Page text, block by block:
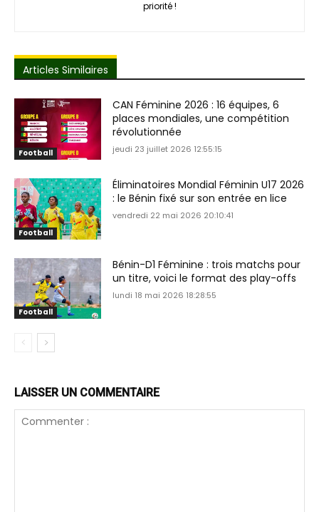
priorité !
Articles Similaires
Football
CAN Féminine 2026 : 16 équipes, 6
places mondiales, une compétition
révolutionnée
jeudi 23 juillet 2026 12:55:15
Football
Éliminatoires Mondial Féminin U17 2026
: le Bénin fixé sur son entrée en lice
vendredi 22 mai 2026 20:10:41
Football
Bénin-D1 Féminine : trois matchs pour
un titre, voici le format des play-offs
lundi 18 mai 2026 18:28:55
LAISSER UN COMMENTAIRE